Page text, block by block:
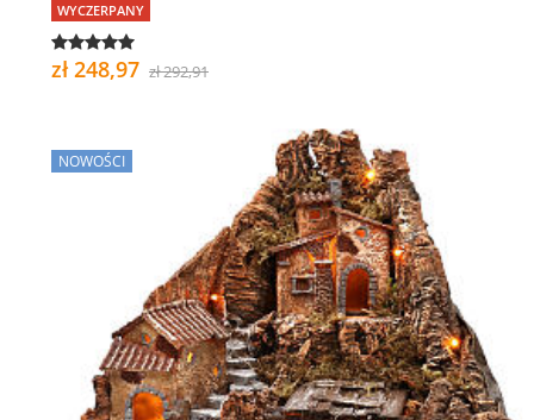
WYCZERPANY
zł 248,97 zł 292,91
NOWOŚCI